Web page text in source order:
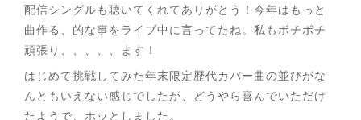
配信シングルも聴いてくれてありがとう！今年はもっと
曲作る、的な事をライブ中に言ってたね。私もボチボチ
頑張り、、、、、ます！
はじめて挑戦してみた年末限定歴代カバー曲の並びがな
んともいえない感じでしたが、どうやら喜んでいただけ
たようで、ホッとしました。